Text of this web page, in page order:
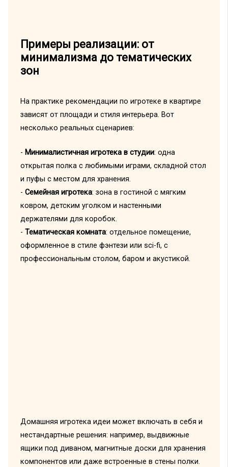
Примеры реализации: от
минимализма до тематических
зон
На практике рекомендации по игротеке в квартире
зависят от площади и стиля интерьера. Вот
несколько реальных сценариев:
- Минималистичная игротека в студии: одна
открытая полка с любимыми играми, складной стол
и пуфы с местом для хранения.
- Семейная игротека: зона в гостиной с мягким
ковром, детским уголком и настенными
держателями для коробок.
- Тематическая комната: отдельное помещение,
оформленное в стиле фэнтези или sci-fi, с
профессиональным столом, баром и акустикой.
Домашняя игротека идеи может включать в себя и
нестандартные решения: например, выдвижные
ящики под диваном, магнитные доски для хранения
компонентов или даже встроенные в стены полки.